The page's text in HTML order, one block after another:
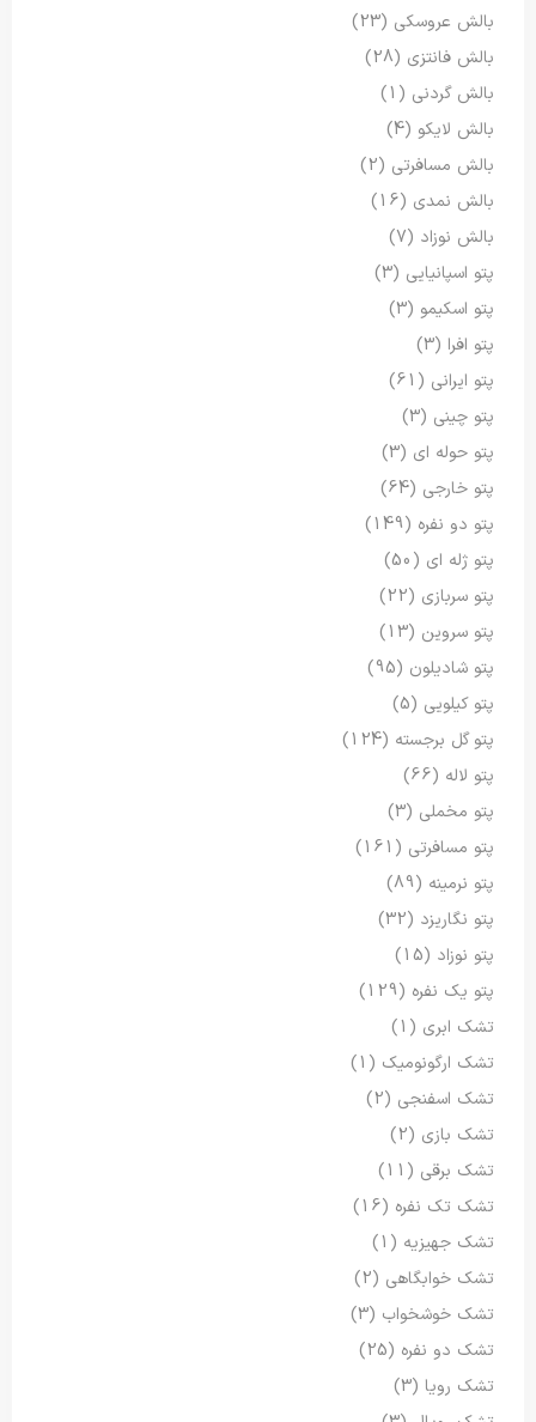
بالش عروسکی (23)
بالش فانتزی (28)
بالش گردنی (1)
بالش لایکو (4)
بالش مسافرتی (2)
بالش نمدی (16)
بالش نوزاد (7)
پتو اسپانیایی (3)
پتو اسکیمو (3)
پتو افرا (3)
پتو ایرانی (61)
پتو چینی (3)
پتو حوله ای (3)
پتو خارجی (64)
پتو دو نفره (149)
پتو ژله ای (50)
پتو سربازی (22)
پتو سروین (13)
پتو شادیلون (95)
پتو کیلویی (5)
پتو گل برجسته (124)
پتو لاله (66)
پتو مخملی (3)
پتو مسافرتی (161)
پتو نرمینه (89)
پتو نگاریزد (32)
پتو نوزاد (15)
پتو یک نفره (129)
تشک ابری (1)
تشک ارگونومیک (1)
تشک اسفنجی (2)
تشک بازی (2)
تشک برقی (11)
تشک تک نفره (16)
تشک جهیزیه (1)
تشک خوابگاهی (2)
تشک خوشخواب (3)
تشک دو نفره (25)
تشک رویا (3)